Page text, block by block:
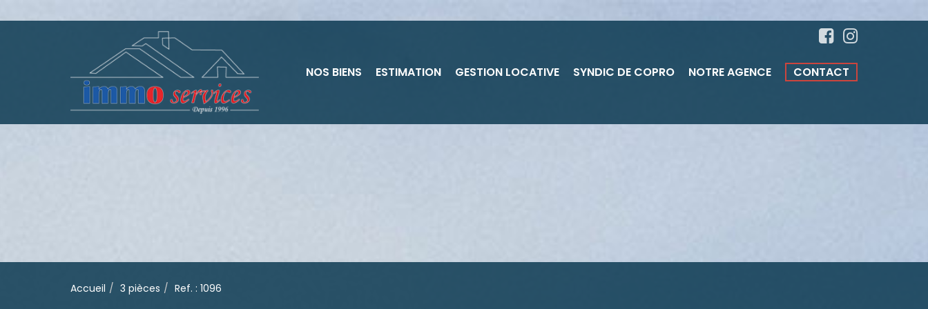
NOS BIENS ESTIMATION GESTION LOCATIVE SYNDIC DE COPRO NOTRE AGENCE CONTACT
Accueil 3 pièces Ref. : 1096